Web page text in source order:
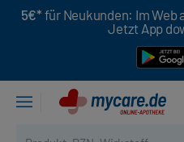
5€* für Neukunden: Im Web
Jetzt App